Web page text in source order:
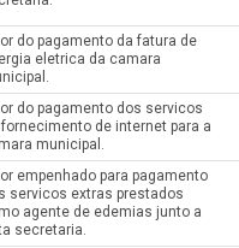
do pagamento da fatura de
eletrica da camara
do pagamento dos servicos
fornecimento de internet para a
municipal.
empenhado para pagamento
servicos extras prestados
agente de edemias junto a
secretaria.